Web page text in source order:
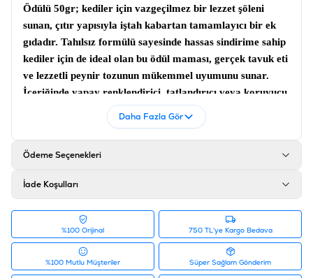
Ödülü 50gr; kediler için vazgeçilmez bir lezzet şöleni
sunan, çıtır yapısıyla iştah kabartan tamamlayıcı bir ek
gıdadır. Tahılsız formülü sayesinde hassas sindirime sahip
kediler için de ideal olan bu ödül maması, gerçek tavuk eti
ve lezzetli peynir tozunun mükemmel uyumunu sunar.
İçeriğinde yapay renklendirici, tatlandırıcı veya koruyucu
madde barındırmayan bu sağlıklı atıştırmalık, aynı
zamanda kalp ve göz sağlığı için kritik önem taşıyan
Taurinile zenginleştirilmiştir. Kedinizin eğitim
süreçlerinde veya gün içindeki keyifli anlarında güvenle
verebileceğiniz bu
formundaki kıvamıyla dostunuzun çiğneme içgüdüsünü de
destekler.
Analitik Bileşenler ve Besin Değerleri
Bileşen Miktar / Oran
Daha Fazla Gör
Ödeme Seçenekleri
İade Koşulları
%100 Orijinal 750 TL'ye Kargo Bedava
%100 Mutlu Müşteriler Süper Sağlam Gönderim